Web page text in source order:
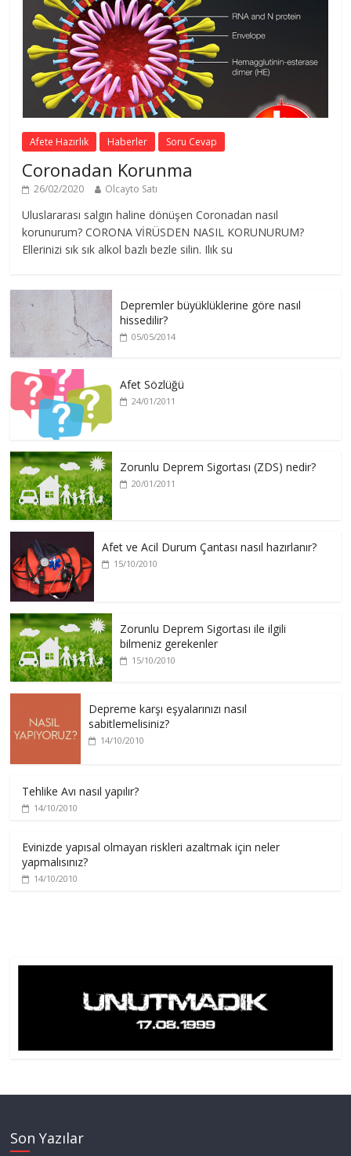
Afete Hazırlık Haberler Soru Cevap
Coronadan Korunma
26/02/2020 Olcayto Satı
Uluslararası salgın haline dönüşen Coronadan nasıl
korunurum? CORONA VİRÜSDEN NASIL KORUNURUM?
Ellerinizi sık sık alkol bazlı bezle silin. Ilık su
Depremler büyüklüklerine göre nasıl
hissedilir?
05/05/2014
Afet Sözlüğü
24/01/2011
Zorunlu Deprem Sigortası (ZDS) nedir?
20/01/2011
Afet ve Acil Durum Çantası nasıl hazırlanır?
15/10/2010
Zorunlu Deprem Sigortası ile ilgili
bilmeniz gerekenler
15/10/2010
Depreme karşı eşyalarınızı nasıl
sabitlemelisiniz?
14/10/2010
Tehlike Avı nasıl yapılır?
14/10/2010
Evinizde yapısal olmayan riskleri azaltmak için neler
yapmalısınız?
14/10/2010
Son Yazılar